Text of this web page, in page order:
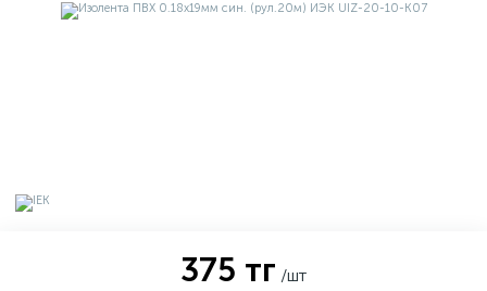
375 тг /шт